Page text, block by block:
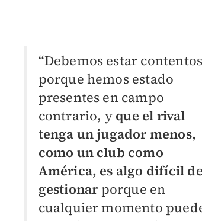
“Debemos estar contentos
porque hemos estado
presentes en campo
contrario, y que el rival
tenga un jugador menos,
como un club como
América, es algo difícil de
gestionar porque en
cualquier momento